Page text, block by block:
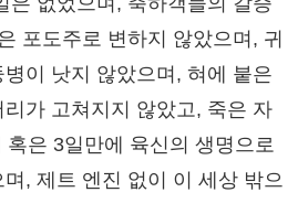
포도주로 변하지 않았으며, 귀
이 낫지 않았으며, 혀에 붙은
가 고쳐지지 않았고, 죽은 자
은 3일만에 육신의 생명으로
, 제트 엔진 없이 이 세상 밖으